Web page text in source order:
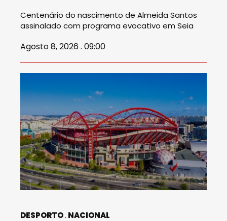
Centenário do nascimento de Almeida Santos
assinalado com programa evocativo em Seia
Agosto 8, 2026 . 09:00
DESPORTO NACIONAL